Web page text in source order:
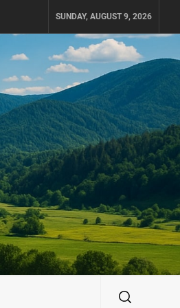
SUNDAY, AUGUST 9, 2026